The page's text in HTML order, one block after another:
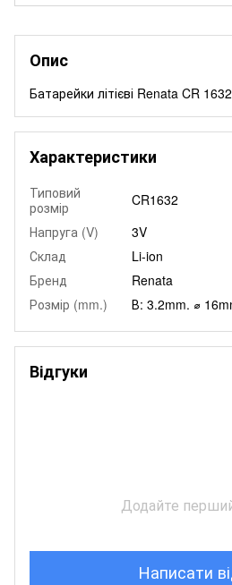
Опис
Батарейки літієві Renata CR
Характеристики
Типовий
розмір
CR1632
Напруга (V)
3V
Склад
Li-ion
Бренд
Renata
Розмір (mm.)
В: 3.2mm. ⌀
Відгуки
Додайте
Написати